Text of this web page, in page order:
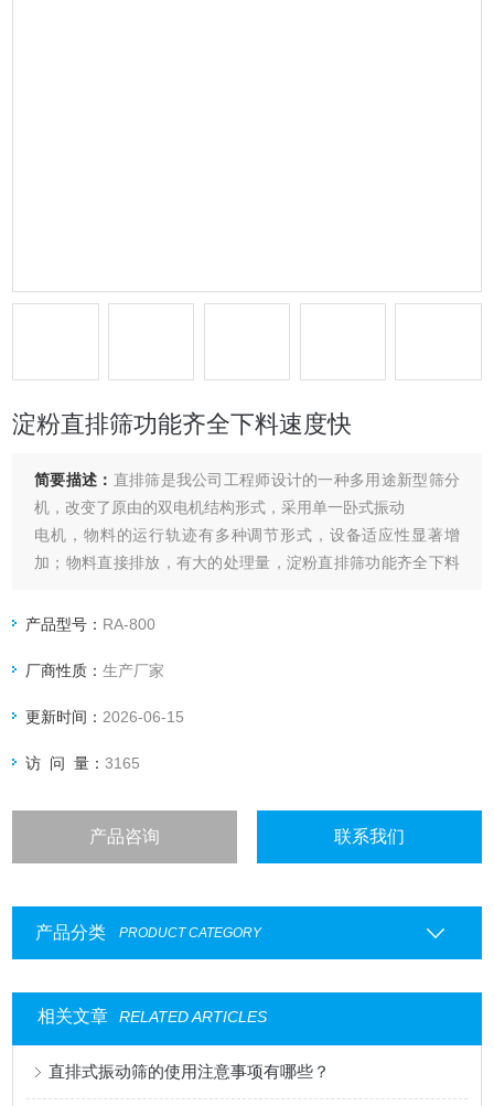
淀粉直排筛功能齐全下料速度快
简要描述： 直排筛是我公司工程师设计的一种多用途新型筛分
机，改变了原由的双电机结构形式，采用单一卧式振动
电机，物料的运行轨迹有多种调节形式，设备适应性显著增
加；物料直接排放，有大的处理量，淀粉直排筛功能齐全下料
产品型号： RA-800
厂商性质：生产厂家
更新时间： 2026-06-15
访 问 量：3165
产品咨询 联系我们
产品分类 PRODUCT CATEGORY
相关文章 RELATED ARTICLES
直排式振动筛的使用注意事项有哪些？